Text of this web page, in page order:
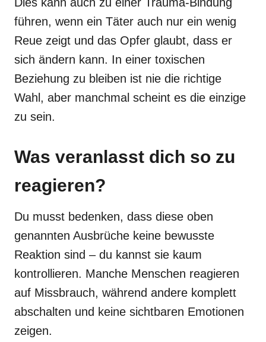
führen, wenn ein Täter auch nur ein wenig
Reue zeigt und das Opfer glaubt, dass er
sich ändern kann. In einer toxischen
Beziehung zu bleiben ist nie die richtige
Wahl, aber manchmal scheint es die einzige
zu sein.
Was veranlasst dich so zu
reagieren?
Du musst bedenken, dass diese oben
genannten Ausbrüche keine bewusste
Reaktion sind – du kannst sie kaum
kontrollieren. Manche Menschen reagieren
auf Missbrauch, während andere komplett
abschalten und keine sichtbaren Emotionen
zeigen.